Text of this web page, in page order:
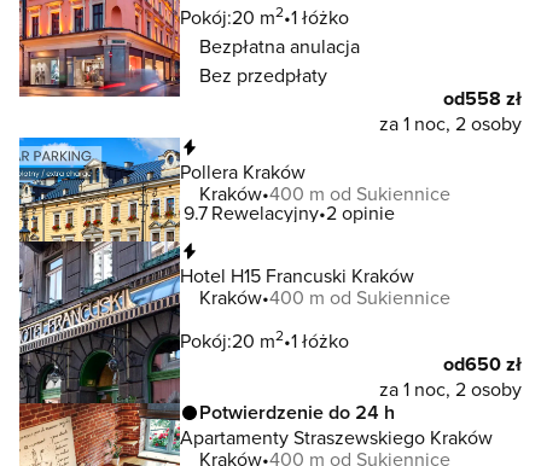
Pokój:20 m2 1 łóżko
Bezpłatna anulacja
Bez przedpłaty
od558 zł
za 1 noc, 2 osoby
Pollera Kraków
Kraków 400 m od Sukiennice
9.7Rewelacyjny 2 opinie
Hotel H15 Francuski Kraków
Kraków 400 m od Sukiennice
Pokój:20 m2 1 łóżko
od650 zł
za 1 noc, 2 osoby
Potwierdzenie do 24 h
Apartamenty Straszewskiego Kraków
Kraków 400 m od Sukiennice